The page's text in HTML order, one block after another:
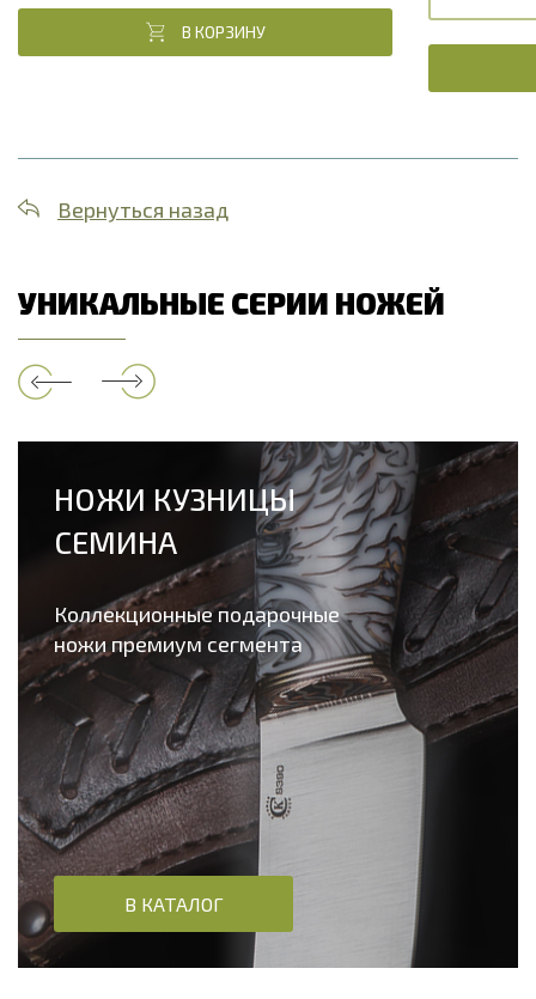
В КОРЗИНУ
Вернуться назад
УНИКАЛЬНЫЕ СЕРИИ НОЖЕЙ
НОЖИ КУЗНИЦЫ
СЕМИНА
Коллекционные подарочные
ножи премиум сегмента
В КАТАЛОГ